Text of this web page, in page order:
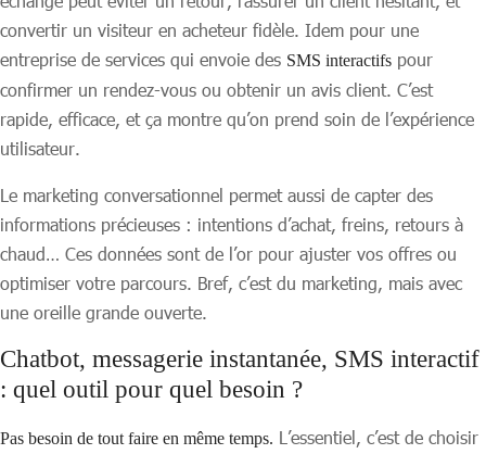
convertir un visiteur en acheteur fidèle. Idem pour une
entreprise de services qui envoie des SMS interactifs pour
confirmer un rendez-vous ou obtenir un avis client. C’est
rapide, efficace, et ça montre qu’on prend soin de l’expérience
utilisateur.
Le marketing conversationnel permet aussi de capter des
informations précieuses : intentions d’achat, freins, retours à
chaud… Ces données sont de l’or pour ajuster vos offres ou
optimiser votre parcours. Bref, c’est du marketing, mais avec
une oreille grande ouverte.
Chatbot, messagerie instantanée, SMS interactif
: quel outil pour quel besoin ?
Pas besoin de tout faire en même temps. L’essentiel, c’est de choisir